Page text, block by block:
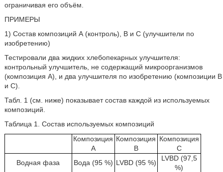
ограничивая его объём.
ПРИМЕРЫ
1) Состав композиций А (контроль), В и С (улучшители по
изобретению)
Тестировали два жидких хлебопекарных улучшителя:
контрольный улучшитель, не содержащий микроорганизмов
(композиция А), и два улучшителя по изобретению (композиции В
и С).
Табл. 1 (см. ниже) показывает состав каждой из используемых
композиций.
Таблица 1. Состав используемых композиций
Композиция
A
Композиция
B
Композиция
C
Водная фаза
Вода (95 %) LVBD (95 %)
LVBD (97,5
%)